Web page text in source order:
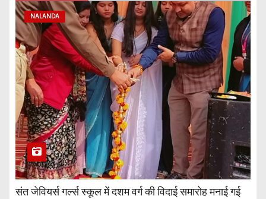
NALANDA
संत जेवियर्स गर्ल्स स्कूल में दशम वर्ग की विदाई समारोह मनाई गई